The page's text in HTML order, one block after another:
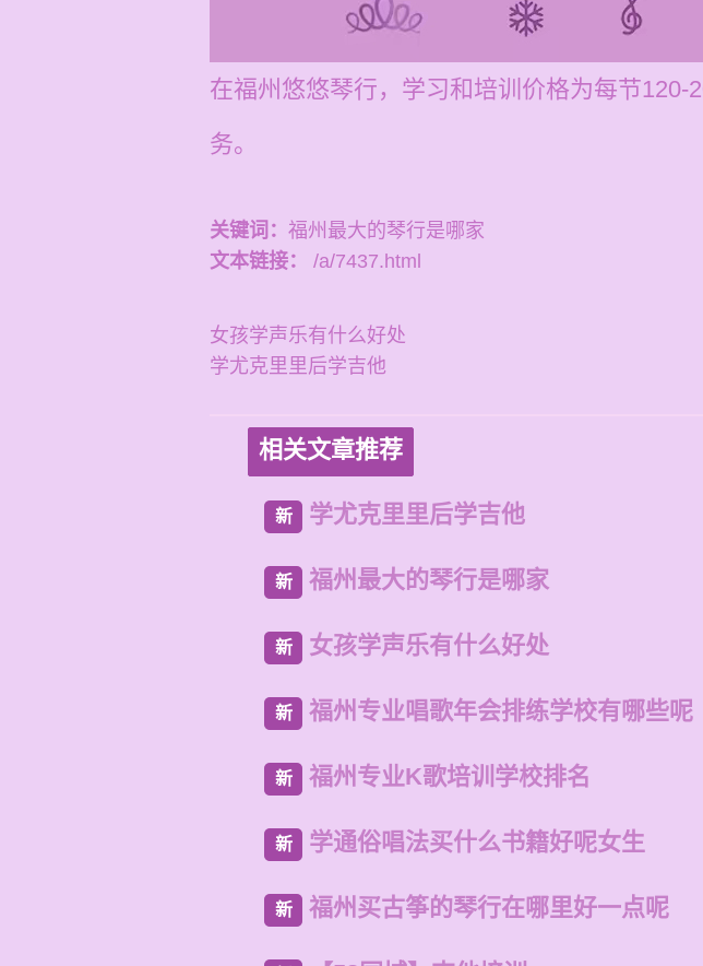
在福州悠悠琴行，学习和培训价格为每节120-
务。
关键词： 福州最大的琴行是哪家
文本链接：
/a/7437.html
女孩学声乐有什么好处
学尤克里里后学吉他
相关文章推荐
新 学尤克里里后学吉他
新 福州最大的琴行是哪家
新 女孩学声乐有什么好处
新 福州专业唱歌年会排练学校有哪些呢
新 福州专业K歌培训学校排名
新 学通俗唱法买什么书籍好呢女生
新 福州买古筝的琴行在哪里好一点呢